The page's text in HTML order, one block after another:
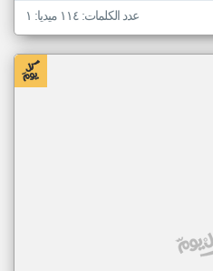
عدد الكلمات: ١١٤ ميديا: ١